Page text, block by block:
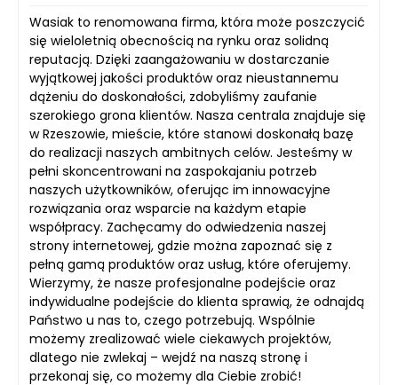
Wasiak to renomowana firma, która może poszczycić
się wieloletnią obecnością na rynku oraz solidną
reputacją. Dzięki zaangażowaniu w dostarczanie
wyjątkowej jakości produktów oraz nieustannemu
dążeniu do doskonałości, zdobyliśmy zaufanie
szerokiego grona klientów. Nasza centrala znajduje się
w Rzeszowie, mieście, które stanowi doskonałą bazę
do realizacji naszych ambitnych celów. Jesteśmy w
pełni skoncentrowani na zaspokajaniu potrzeb
naszych użytkowników, oferując im innowacyjne
rozwiązania oraz wsparcie na każdym etapie
współpracy. Zachęcamy do odwiedzenia naszej
strony internetowej, gdzie można zapoznać się z
pełną gamą produktów oraz usług, które oferujemy.
Wierzymy, że nasze profesjonalne podejście oraz
indywidualne podejście do klienta sprawią, że odnajdą
Państwo u nas to, czego potrzebują. Wspólnie
możemy zrealizować wiele ciekawych projektów,
dlatego nie zwlekaj – wejdź na naszą stronę i
przekonaj się, co możemy dla Ciebie zrobić!